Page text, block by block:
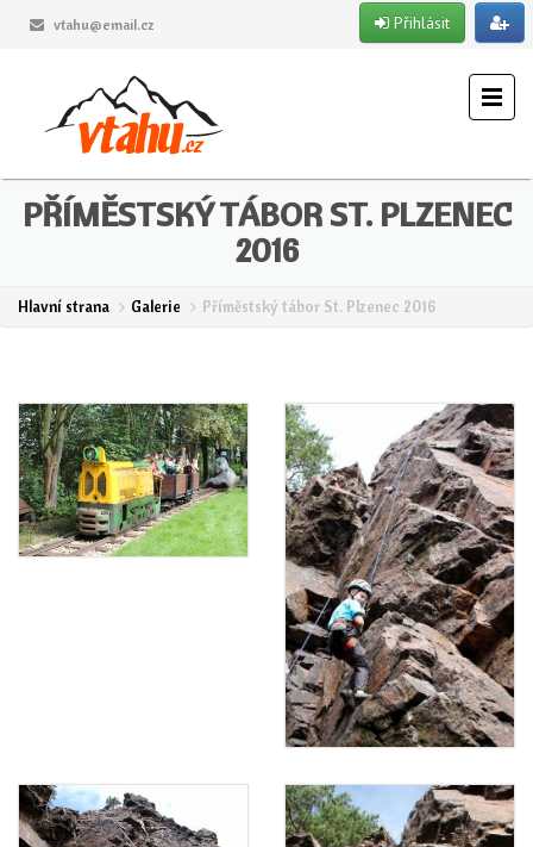
vtahu@email.cz Přihlásit
PŘÍMĚSTSKÝ TÁBOR ST. PLZENEC
2016
Hlavní strana Galerie Příměstský tábor St. Plzenec 2016